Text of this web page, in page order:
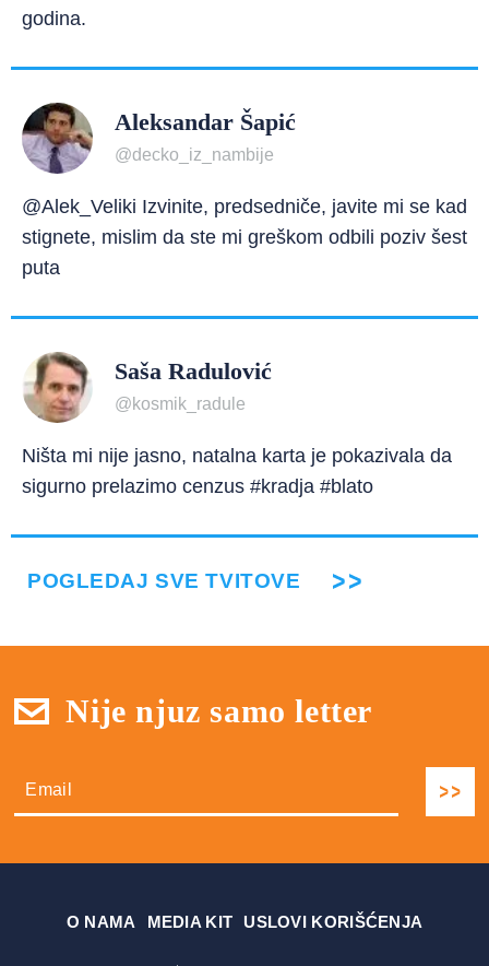
godina.
Aleksandar Šapić
@decko_iz_nambije
@Alek_Veliki Izvinite, predsedniče, javite mi se kad
stignete, mislim da ste mi greškom odbili poziv šest
puta
Saša Radulović
@kosmik_radule
Ništa mi nije jasno, natalna karta je pokazivala da
sigurno prelazimo cenzus #kradja #blato
POGLEDAJ SVE TVITOVE
Nije njuz samo letter
О NAMA MEDIA KIT USLOVI KORIŠĆENJA